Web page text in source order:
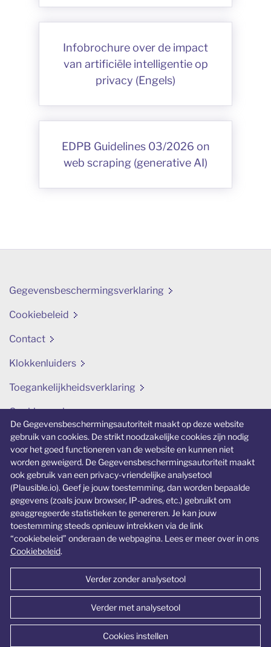
De Gegevensbeschermingsautoriteit maakt op deze website
gebruik van cookies. De strikt noodzakelijke cookies zijn nodig
voor het goed functioneren van de website en kunnen niet
worden geweigerd. De Gegevensbeschermingsautoriteit maakt
ook gebruik van een privacy-vriendelijke analysetool
(Plausible.io). Geef je jouw toestemming, dan worden bepaalde
gegevens (zoals jouw browser, IP-adres, etc.) gebruikt om
geaggregeerde statistieken te genereren. Je kan jouw
toestemming steeds opnieuw intrekken via de link
“cookiebeleid” onderaan de webpagina. Lees er meer over in ons
Cookiebeleid.
Verder zonder analysetool
Verder met analysetool
Cookies instellen
Infobrochure over de impact
van artificiële intelligentie op
privacy (Engels)
EDPB Guidelines 03/2026 on
web scraping (generative AI)
Gegevensbeschermingsverklaring
Cookiebeleid
Contact
Klokkenluiders
Toegankelijkheidsverklaring
Cookievoorkeuren aanpassen
Verwante website
ikbeslis.be
Een specifieke website over jongeren en
privacy.
© Gegevensbeschermingsautoriteit 2026